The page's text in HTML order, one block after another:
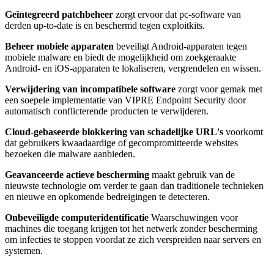
Geïntegreerd patchbeheer zorgt ervoor dat pc-software van
derden up-to-date is en beschermd tegen exploitkits.
Beheer mobiele apparaten beveiligt Android-apparaten tegen
mobiele malware en biedt de mogelijkheid om zoekgeraakte
Android- en iOS-apparaten te lokaliseren, vergrendelen en wissen.
Verwijdering van incompatibele software zorgt voor gemak met
een soepele implementatie van VIPRE Endpoint Security door
automatisch conflicterende producten te verwijderen.
Cloud-gebaseerde blokkering van schadelijke URL's voorkomt
dat gebruikers kwaadaardige of gecompromitteerde websites
bezoeken die malware aanbieden.
Geavanceerde actieve bescherming maakt gebruik van de
nieuwste technologie om verder te gaan dan traditionele technieken
en nieuwe en opkomende bedreigingen te detecteren.
Onbeveiligde computeridentificatie Waarschuwingen voor
machines die toegang krijgen tot het netwerk zonder bescherming
om infecties te stoppen voordat ze zich verspreiden naar servers en
systemen.